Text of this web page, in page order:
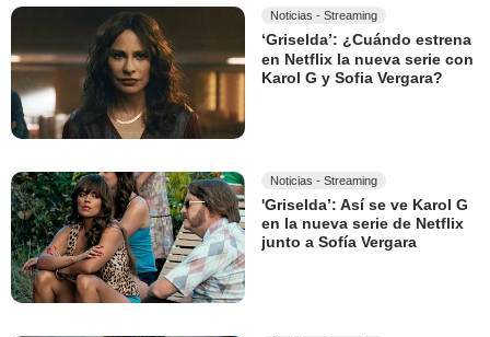
Noticias - Streaming
‘Griselda’: ¿Cuándo estrena
en Netflix la nueva serie con
Karol G y Sofia Vergara?
Noticias - Streaming
'Griselda’: Así se ve Karol G
en la nueva serie de Netflix
junto a Sofía Vergara